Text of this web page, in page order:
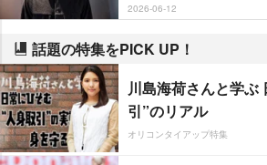
2026-06-12
話題の特集をPICK UP！
川島海荷さんと学ぶ
引”のリアル
オリコンタイアップ特集